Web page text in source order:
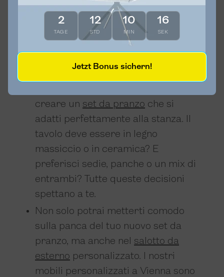
anche la consistenza del materasso.
È anche possibile scegliere due
diversi livelli di rigidità per i due lati.
creare un set da pranzo che si
adatti perfettamente alla stanza. Il
tavolo deve essere in legno
massiccio o in ceramica? E
preferisci sedie, panche o un mix di
entrambi? Tutte queste decisioni
spettano a te.
Non solo potrai metterti comodo
sulla panca del tuo nuovo set da
pranzo, ma anche nel salotto da
esterno personalizzato. I nostri
mobili personalizzati a Vienna sono
2
TAGE
12
STD
10
MIN
15
SEK
Jetzt Bonus sichern!